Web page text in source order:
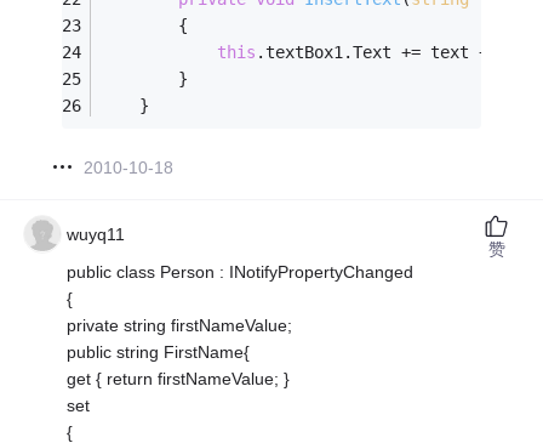
        {
this .textBox1.Text += text +
        }
    }
2010-10-18
wuyq11
public class Person : INotifyPropertyChanged
{
private string firstNameValue;
public string FirstName{
get { return firstNameValue; }
set
{
赞